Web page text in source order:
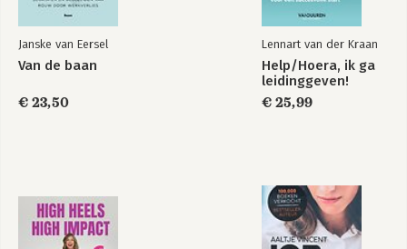
-Behoud je enthousiasme – Tara Scally
-Maak gebruik van deze tijd – Rosalina Nacken
-Geef niet te snel op – Mark Voortman
-Laat altijd je sollicitatiebrief checken – Nanske Hoekstra
-Blijf op het juiste spoor – Joanne Lucas
-Durf om hulp te vragen - Jerre Maas
-Volg je hart – Kelly Donders
Janske van Eersel
Van de baan
€ 23,50
Lennart van der Kraan
Help/Hoera, ik ga
leidinggeven!
€ 25,99